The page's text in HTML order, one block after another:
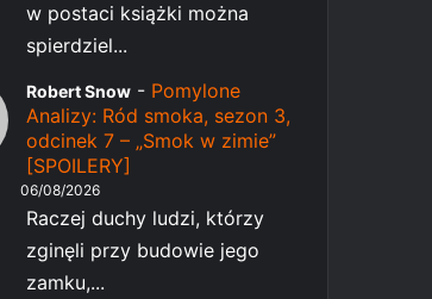
w postaci książki można
spierdziel...
Robert Snow - Pomylone
Analizy: Ród smoka, sezon 3,
odcinek 7 – „Smok w zimie”
[SPOILERY]
06/08/2026
Raczej duchy ludzi, którzy
zginęli przy budowie jego
zamku,...